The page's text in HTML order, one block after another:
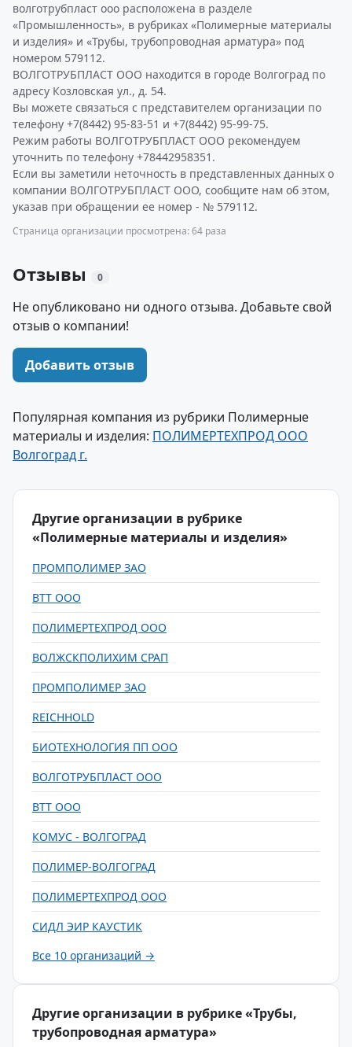
волготрубпласт ооо расположена в разделе
«Промышленность», в рубриках «Полимерные материалы
и изделия» и «Трубы, трубопроводная арматура» под
номером 579112.
ВОЛГОТРУБПЛАСТ ООО находится в городе Волгоград по
адресу Козловская ул., д. 54.
Вы можете связаться с представителем организации по
телефону +7(8442) 95-83-51 и +7(8442) 95-99-75.
Режим работы ВОЛГОТРУБПЛАСТ ООО рекомендуем
уточнить по телефону +78442958351.
Если вы заметили неточность в представленных данных о
компании ВОЛГОТРУБПЛАСТ ООО, сообщите нам об этом,
указав при обращении ее номер - № 579112.
Страница организации просмотрена: 64 раза
Отзывы 0
Не опубликовано ни одного отзыва. Добавьте свой
отзыв о компании!
Добавить отзыв
Популярная компания из рубрики Полимерные
материалы и изделия: ПОЛИМЕРТЕХПРОД ООО
Волгоград г.
Другие организации в рубрике
«Полимерные материалы и изделия»
ПРОМПОЛИМЕР ЗАО
ВТТ ООО
ПОЛИМЕРТЕХПРОД ООО
ВОЛЖСКПОЛИХИМ СРАП
ПРОМПОЛИМЕР ЗАО
REICHHOLD
БИОТЕХНОЛОГИЯ ПП ООО
ВОЛГОТРУБПЛАСТ ООО
ВТТ ООО
КОМУС - ВОЛГОГРАД
ПОЛИМЕР-ВОЛГОГРАД
ПОЛИМЕРТЕХПРОД ООО
СИДЛ ЭИР КАУСТИК
Все 10 организаций →
Другие организации в рубрике «Трубы,
трубопроводная арматура»